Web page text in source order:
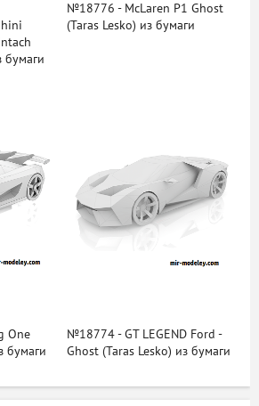
бумаги
№18776 - McLaren P1 Ghost
(Taras Lesko) из бумаги
One
бумаги
№18774 - GT LEGEND Ford -
Ghost (Taras Lesko) из бумаги